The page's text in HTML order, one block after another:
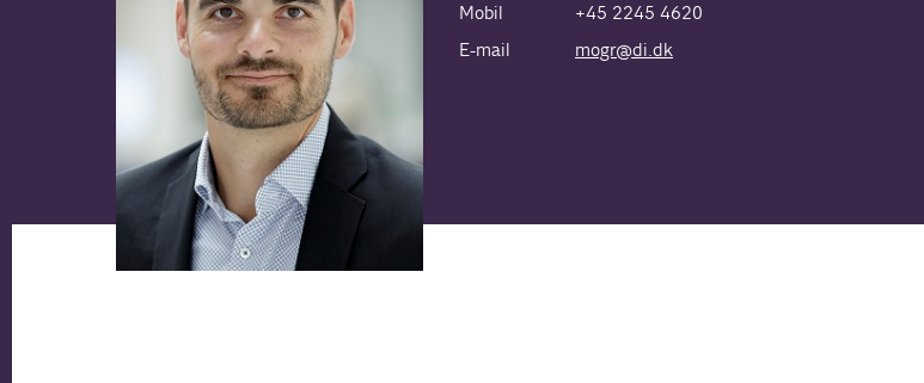
Mobil
+45 2245 4620
E-mail
mogr@di.dk